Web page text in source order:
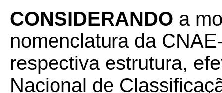
CONSIDERANDO a
nomenclatura da
respectiva estrutura,
Nacional de